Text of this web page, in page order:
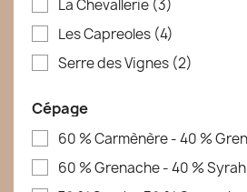
La Chevallerie (3)
Les Capreoles (4)
Serre des Vignes (2)
Cépage
60 % Grenache - 40 % Syrah